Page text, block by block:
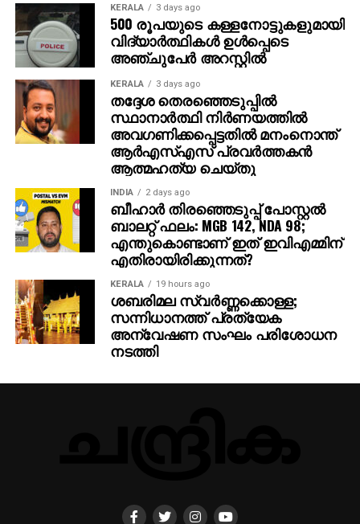
KERALA 3 days ago
500 രൂപയുടെ കള്ളനോട്ടുകളുമായി
വിദ്യാര്‍ത്ഥികള്‍ ഉള്‍പ്പെടെ
അഞ്ചുപേര്‍ അറസ്റ്റില്‍
KERALA 3 days ago
തദ്ദേശ തെരഞ്ഞെടുപ്പില്‍
സ്ഥാനാര്‍ത്ഥി നിര്‍ണയത്തില്‍
അവഗണിക്കപ്പെട്ടതില്‍ മനംനൊന്ത്
ആര്‍എസ്എസ് പ്രവര്‍ത്തകന്‍
ആത്മഹത്യ ചെയ്തു
INDIA 2 days ago
ബീഹാർ തിരഞ്ഞെടുപ്പ് പോസ്റ്റൽ
ബാലറ്റ് ഫലം: MGB 142, NDA 98;
എന്തുകൊണ്ടാണ് ഇത് ഇവിഎമ്മിന്
എതിരായിരിക്കുന്നത്?
KERALA 19 hours ago
ശബരിമല സ്വര്‍ണ്ണക്കൊള്ള;
സന്നിധാനത്ത് പ്രത്യേക
അന്വേഷണ സംഘം പരിശോധന
നടത്തി